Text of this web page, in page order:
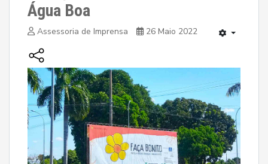
Água Boa
Assessoria de Imprensa 26 Maio 2022